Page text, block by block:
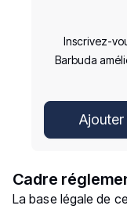
Inscrivez-
Barbuda
Cadre
La base légale de